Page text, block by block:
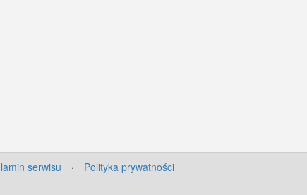
serwisu · Polityka prywatności